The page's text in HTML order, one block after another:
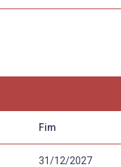
Fim
31/12/2027